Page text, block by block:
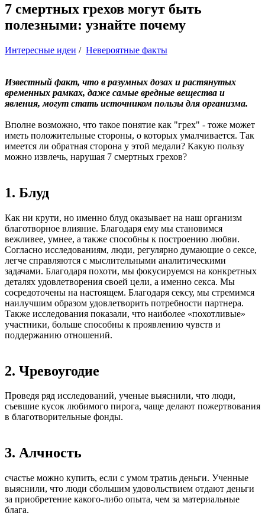
7 смертных грехов могут быть
полезными: узнайте почему
Интересные идеи / Невероятные факты
Известный факт, что в разумных дозах и растянутых
временных рамках, даже самые вредные вещества и
явления, могут стать источником пользы для организма.
Вполне возможно, что такое понятие как "грех" - тоже может
иметь положительные стороны, о которых умалчивается. Так
имеется ли обратная сторона у этой медали? Какую пользу
можно извлечь, нарушая 7 смертных грехов?
1. Блуд
Как ни крути, но именно блуд оказывает на наш организм
благотворное влияние. Благодаря ему мы становимся
вежливее, умнее, а также способны к построению любви.
Согласно исследованиям, люди, регулярно думающие о сексе,
легче справляются с мыслительными аналитическими
задачами. Благодаря похоти, мы фокусируемся на конкретных
деталях удовлетворения своей цели, а именно секса. Мы
сосредоточены на настоящем. Благодаря сексу, мы стремимся
наилучшим образом удовлетворить потребности партнера.
Также исследования показали, что наиболее «похотливые»
участники, больше способны к проявлению чувств и
поддержанию отношений.
2. Чревоугодие
Проведя ряд исследований, ученые выяснили, что люди,
съевшие кусок любимого пирога, чаще делают пожертвования
в благотворительные фонды.
3. Алчность
счастье можно купить, если с умом тратиь деньги. Ученные
выяснили, что люди сбольшим удовольствием отдают деньги
за приобретение какого-либо опыта, чем за материальные
блага.